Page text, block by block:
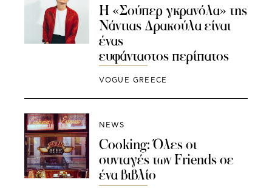
Η «Σούπερ γκρανόλα» της
Νάντιας Δρακούλα είναι
ένας
ευφάνταστος περίπατος
VOGUE GREECE
NEWS
Cooking: Όλες οι
συνταγές των Friends σε
ένα βιβλίο